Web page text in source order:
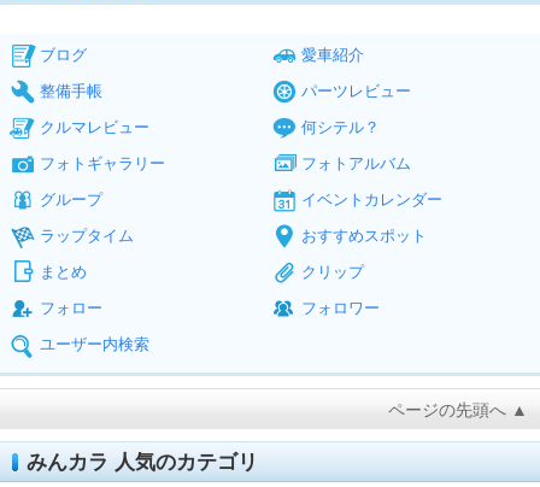
ブログ
愛車紹介
整備手帳
パーツレビュー
クルマレビュー
何シテル？
フォトギャラリー
フォトアルバム
グループ
イベントカレンダー
ラップタイム
おすすめスポット
まとめ
クリップ
フォロー
フォロワー
ユーザー内検索
ページの先頭へ ▲
みんカラ 人気のカテゴリ